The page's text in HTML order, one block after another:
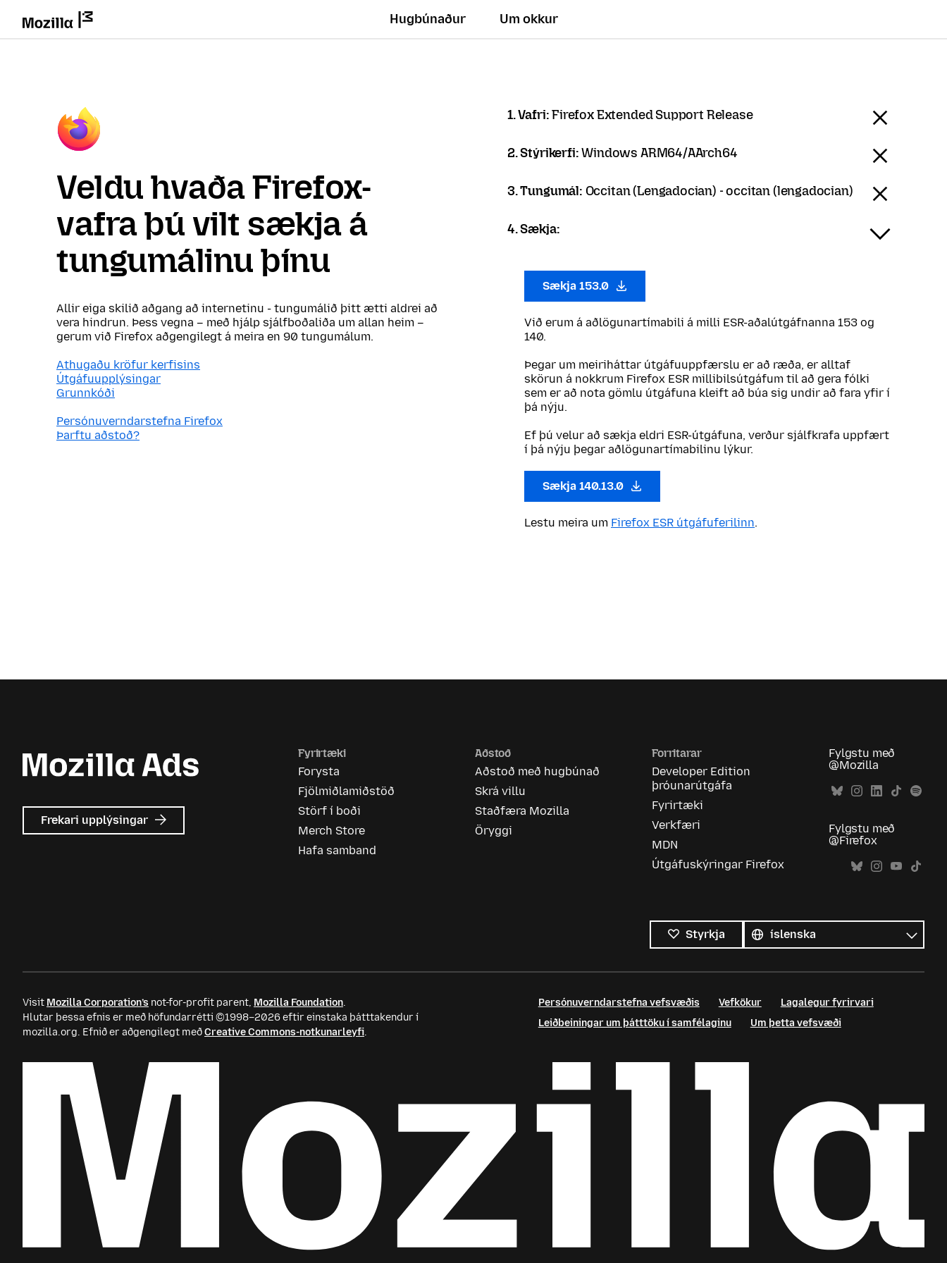
Hugbúnaður Um okkur
Veldu hvaða Firefox-
vafra þú vilt sækja á
tungumálinu þínu
Allir eiga skilið aðgang að internetinu - tungumálið þitt ætti aldrei að
vera hindrun. Þess vegna – með hjálp sjálfboðaliða um allan heim –
gerum við Firefox aðgengilegt á meira en 90 tungumálum.
Athugaðu kröfur kerfisins
Útgáfuupplýsingar
Grunnkóði
Persónuverndarstefna Firefox
Þarftu aðstoð?
1. Vafri:Firefox Extended Support Release
2. Stýrikerfi:Windows ARM64/AArch64
3. Tungumál: Occitan (Lengadocian) - occitan (lengadocian)
4. Sækja:
Sækja 153.0
Við erum á aðlögunartímabili á milli ESR-aðalútgáfnanna 153 og
140.
Þegar um meiriháttar útgáfuuppfærslu er að ræða, er alltaf
skörun á nokkrum Firefox ESR millibilsútgáfum til að gera fólki
sem er að nota gömlu útgáfuna kleift að búa sig undir að fara yfir í
þá nýju.
Ef þú velur að sækja eldri ESR-útgáfuna, verður sjálfkrafa uppfært
í þá nýju þegar aðlögunartímabilinu lýkur.
Sækja 140.13.0
Lestu meira um Firefox ESR útgáfuferilinn.
Frekari upplýsingar um
Mozilla
Fyrirtæki
Forysta
Fjölmiðlamiðstöð
Störf í boði
Merch Store
Hafa samband
Aðstoð
Aðstoð með hugbúnað
Skrá villu
Staðfæra Mozilla
Öryggi
Forritarar
Developer Edition
þróunarútgáfa
Fyrirtæki
Verkfæri
MDN
Útgáfuskýringar Firefox
Fylgstu með
@Mozilla
Fylgstu með
@Firefox
Styrkja
tungumál
Tungumál
Visit Mozilla Corporation’s not-for-profit parent, Mozilla Foundation.
Hlutar þessa efnis er með höfundarrétti ©1998–2026 eftir einstaka þátttakendur í
mozilla.org. Efnið er aðgengilegt meðCreative Commons-notkunarleyfi.
Persónuverndarstefna vefsvæðis Vefkökur
Lagalegur fyrirvari
Leiðbeiningar um þátttöku í samfélaginu
Um þetta vefsvæði